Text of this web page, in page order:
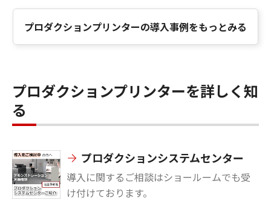
プロダクションプリンターの導入事例をもっとみる
プロダクションプリンターを詳しく知
る
プロダクションシステムセンター
導入に関するご相談はショールームでも受
け付けております。